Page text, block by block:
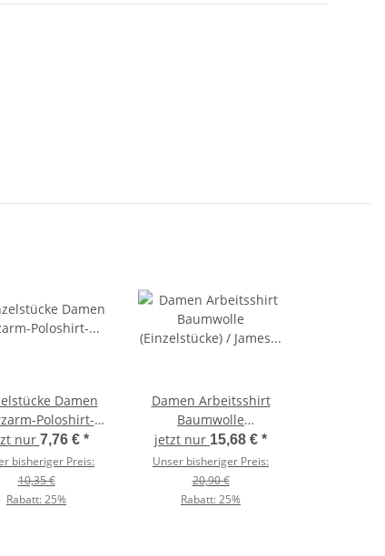
Damen
Poloshirt-
/
K255
nur 7,76 € *
bisheriger Preis:
10,35 €
Rabatt:25%
Damen Arbeitsshirt
Baumwolle
(Einzelstücke) / James &
Nicholson JN803
jetzt nur 15,68 € *
Unser bisheriger Preis:
20,90 €
Rabatt:25%